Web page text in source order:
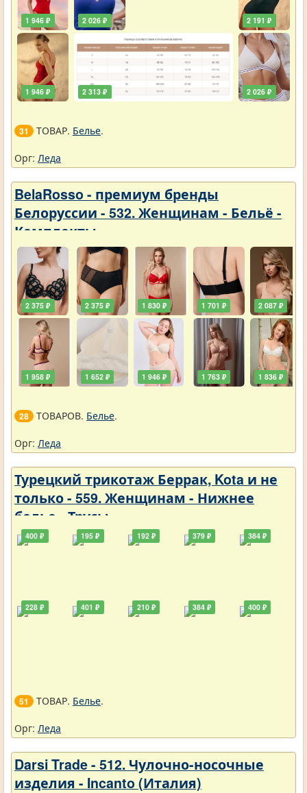
1 946 ₽
1 946 ₽
2 026 ₽
2 313 ₽
2 191 ₽
2 026 ₽
31 ТОВАР. Белье.
Орг: Леда
BelaRosso - премиум бренды
Белоруссии - 532. Женщинам - Бельё -
Комплекты
2 375 ₽
1 958 ₽
2 375 ₽
1 652 ₽
1 830 ₽
1 946 ₽
1 701 ₽
1 763 ₽
2 087 ₽
1 836 ₽
28 ТОВАРОВ. Белье.
Орг: Леда
Турецкий трикотаж Беррак, Kota и не
только - 559. Женщинам - Нижнее
белье - Трусы
400 ₽
228 ₽
195 ₽
401 ₽
192 ₽
210 ₽
379 ₽
384 ₽
384 ₽
400 ₽
51 ТОВАР. Белье.
Орг: Леда
Darsi Trade - 512. Чулочно-носочные
изделия - Incanto (Италия)